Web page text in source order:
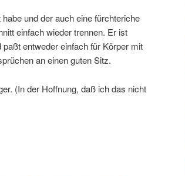
und der auch eine fürchteriche
einfach wieder trennen. Er ist
entweder einfach für Körper mit
an einen guten Sitz.
(In der Hoffnung, daß ich das nicht